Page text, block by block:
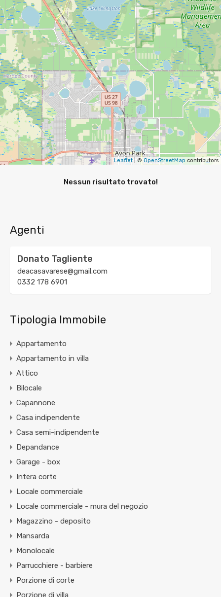
Leaflet | © OpenStreetMap contributors
Nessun risultato trovato!
Agenti
Donato Tagliente
deacasavarese@gmail.com
0332 178 6901
Tipologia Immobile
Appartamento
Appartamento in villa
Attico
Bilocale
Capannone
Casa indipendente
Casa semi-indipendente
Depandance
Garage - box
Intera corte
Locale commerciale
Locale commerciale - mura del negozio
Magazzino - deposito
Mansarda
Monolocale
Parrucchiere - barbiere
Porzione di corte
Porzione di villa